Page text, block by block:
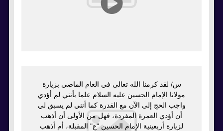
س/ لقد كرمنا الله تعالى في العام الماضي بزيارة
مولانا الإمام الحسين عليه السلام علما بأنني لم أؤدي
واجب الحج إلى الآن مع القدرة كما أنني لم يسبق لي
أن أؤدي العمرة المفردة، فهل من الأولى أن أذهب
لزيارة أربعينية الإمام الحسين "ع" المقبلة، أم أذهب